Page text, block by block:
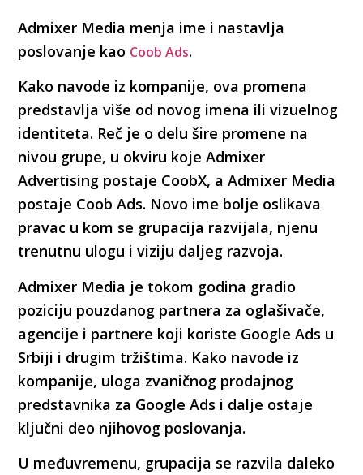
Admixer Media menja ime i nastavlja
poslovanje kao Coob Ads.
Kako navode iz kompanije, ova promena
predstavlja više od novog imena ili vizuelnog
identiteta. Reč je o delu šire promene na
nivou grupe, u okviru koje Admixer
Advertising postaje CoobX, a Admixer Media
postaje Coob Ads. Novo ime bolje oslikava
pravac u kom se grupacija razvijala, njenu
trenutnu ulogu i viziju daljeg razvoja.
Admixer Media je tokom godina gradio
poziciju pouzdanog partnera za oglašivače,
agencije i partnere koji koriste Google Ads u
Srbiji i drugim tržištima. Kako navode iz
kompanije, uloga zvaničnog prodajnog
predstavnika za Google Ads i dalje ostaje
ključni deo njihovog poslovanja.
U međuvremenu, grupacija se razvila daleko